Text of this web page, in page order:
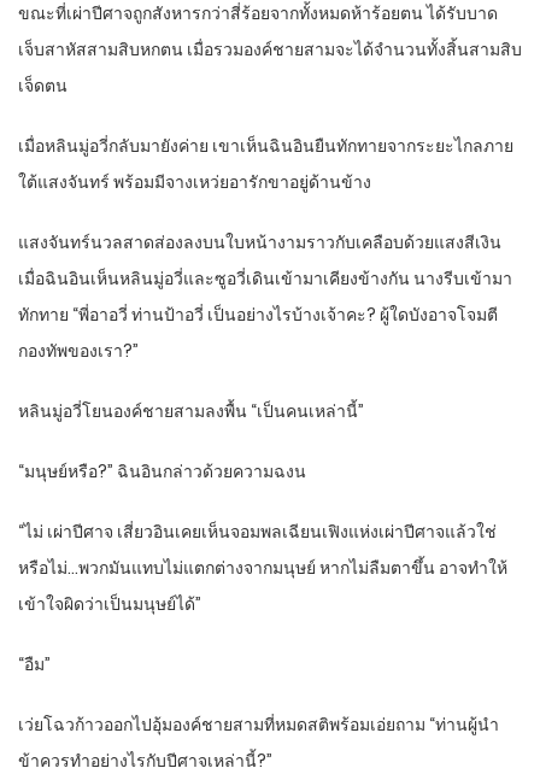
ขณะที่เผ่าปีศาจถูกสังหารกว่าสี่ร้อยจากทั้งหมดห้าร้อยตน ได้รับบาด
เจ็บสาหัสสามสิบหกตน เมื่อรวมองค์ชายสามจะได้จำนวนทั้งสิ้นสามสิบ
เจ็ดตน
เมื่อหลินมู่อวี่กลับมายังค่าย เขาเห็นฉินอินยืนทักทายจากระยะไกลภาย
ใต้แสงจันทร์ พร้อมมีจางเหว่ยอารักขาอยู่ด้านข้าง
แสงจันทร์นวลสาดส่องลงบนใบหน้างามราวกับเคลือบด้วยแสงสีเงิน
เมื่อฉินอินเห็นหลินมู่อวี่และซูอวี่เดินเข้ามาเคียงข้างกัน นางรีบเข้ามา
ทักทาย “พี่อาอวี่ ท่านป้าอวี่ เป็นอย่างไรบ้างเจ้าคะ? ผู้ใดบังอาจโจมตี
กองทัพของเรา?”
หลินมู่อวี่โยนองค์ชายสามลงพื้น “เป็นคนเหล่านี้”
“มนุษย์หรือ?” ฉินอินกล่าวด้วยความฉงน
“ไม่ เผ่าปีศาจ เสี่ยวอินเคยเห็นจอมพลเฉียนเฟิงแห่งเผ่าปีศาจแล้วใช่
หรือไม่…พวกมันแทบไม่แตกต่างจากมนุษย์ หากไม่ลืมตาขึ้น อาจทำให้
เข้าใจผิดว่าเป็นมนุษย์ได้”
“อืม”
เว่ยโฉวก้าวออกไปอุ้มองค์ชายสามที่หมดสติพร้อมเอ่ยถาม “ท่านผู้นำ
ข้าควรทำอย่างไรกับปีศาจเหล่านี้?”